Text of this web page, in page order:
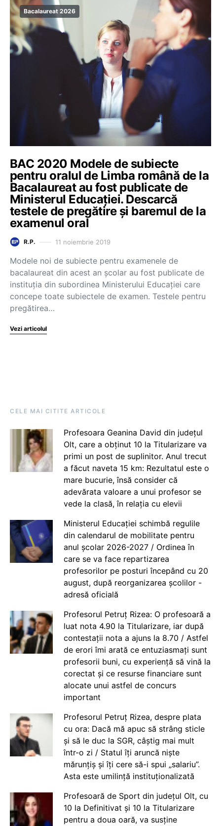
Bacalaureat 2026
BAC 2020 Modele de subiecte
pentru oralul de Limba română de la
Bacalaureat au fost publicate de
Ministerul Educației. Descarcă
testele de pregătire și baremul de la
examenul oral
R.P. 11 noiembrie 2019
Modele noi de subiecte pentru examenele de
bacalaureat din acest an școlar au fost publicate de
instituția din subordinea Ministerului Educației care
concepe toate subiectele de examen. Testele pentru
pregătirea…
Vezi articolul
CELE MAI CITITE ARTICOLE
Profesoara Geanina David din județul
Olt, care a obținut 10 la Titularizare va
primi un post de suplinitor. Anul trecut
a făcut naveta 15 km: Rezultatul este o
mare bucurie, însă consider că
adevărata valoare a unui profesor se
vede la clasă, în relația cu elevii
Ministerul Educației schimbă regulile
din calendarul de mobilitate pentru
anul școlar 2026-2027 / Ordinea în
care se va face repartizarea
profesorilor pe posturi începând cu 20
august, după reorganizarea școlilor -
adresă oficială
Profesorul Petruț Rizea: O profesoară a
luat nota 4.90 la Titularizare, iar după
contestații nota a ajuns la 8.70 / Astfel
de erori îmi arată ce entuziasmați sunt
profesorii buni, cu experiență să vină la
corectat și ce resurse financiare sunt
alocate unui astfel de concurs
important
Profesorul Petruț Rizea, despre plata
cu ora: Dacă mă apuc să strâng sticle
și să le duc la SGR, câștig mai mult
într-o zi / Statul îți aruncă niște
mărunțiș și îți cere să-i spui „salariu”.
Asta este umilință instituționalizată
Profesoară de Sport din județul Olt, cu
10 la Definitivat și 10 la Titularizare
pentru a doua oară, va susține